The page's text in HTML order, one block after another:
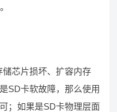
芯片损坏、扩容内存
SD卡软故障，那么使用
；如果是SD卡物理层面